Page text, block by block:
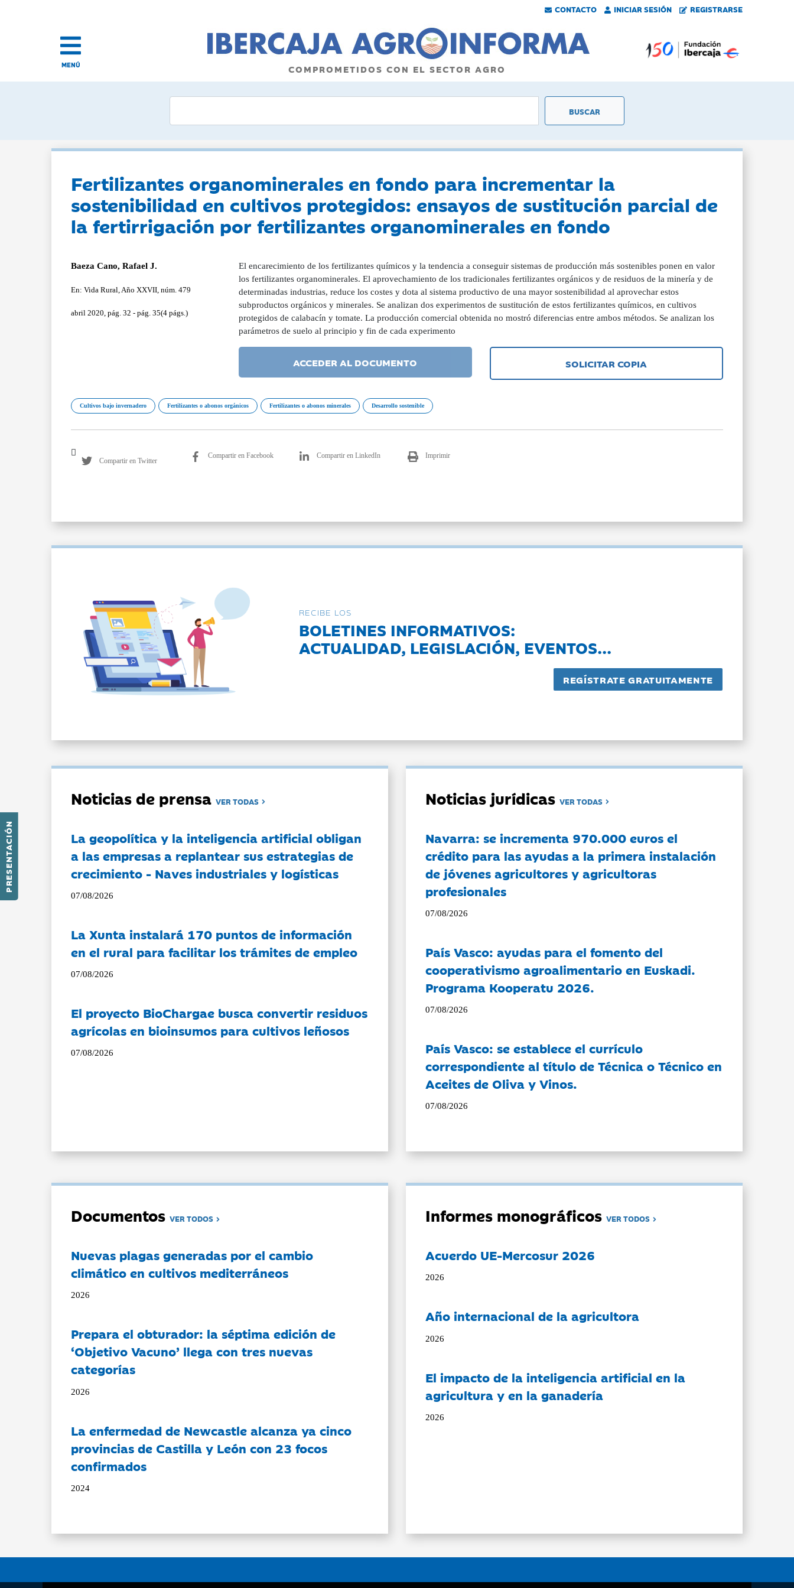
CONTACTO INICIAR SESIÓN REGISTRARSE
PRESENTACIÓN
MENÚ COMPROMETIDOS CON EL SECTOR AGRO
Fertilizantes organominerales en fondo para incrementar la
sostenibilidad en cultivos protegidos: ensayos de sustitución parcial de
la fertirrigación por fertilizantes organominerales en fondo
Baeza Cano, Rafael J.
En: Vida Rural, Año XXVII, núm. 479
abril 2020, pág. 32 - pág. 35(4 págs.)
El encarecimiento de los fertilizantes químicos y la tendencia a conseguir sistemas de producción más sostenibles ponen en valor
los fertilizantes organominerales. El aprovechamiento de los tradicionales fertilizantes orgánicos y de residuos de la minería y de
determinadas industrias, reduce los costes y dota al sistema productivo de una mayor sostenibilidad al aprovechar estos
subproductos orgánicos y minerales. Se analizan dos experimentos de sustitución de estos fertilizantes químicos, en cultivos
protegidos de calabacín y tomate. La producción comercial obtenida no mostró diferencias entre ambos métodos. Se analizan los
parámetros de suelo al principio y fin de cada experimento
ACCEDER AL DOCUMENTO SOLICITAR COPIA
Cultivos bajo invernadero Fertilizantes o abonos orgánicos Fertilizantes o abonos minerales Desarrollo sostenible
Compartir en Twitter
Compartir en Facebook Compartir en LinkedIn Imprimir
RECIBE LOS
BOLETINES INFORMATIVOS:
ACTUALIDAD, LEGISLACIÓN, EVENTOS...
Noticias de prensaVER TODAS
La geopolítica y la inteligencia artificial obligan
a las empresas a replantear sus estrategias de
crecimiento - Naves industriales y logísticas
07/08/2026
La Xunta instalará 170 puntos de información
en el rural para facilitar los trámites de empleo
07/08/2026
El proyecto BioChargae busca convertir residuos
agrícolas en bioinsumos para cultivos leñosos
07/08/2026
Noticias jurídicasVER TODAS
Navarra: se incrementa 970.000 euros el
crédito para las ayudas a la primera instalación
de jóvenes agricultores y agricultoras
profesionales
07/08/2026
País Vasco: ayudas para el fomento del
cooperativismo agroalimentario en Euskadi.
Programa Kooperatu 2026.
07/08/2026
País Vasco: se establece el currículo
correspondiente al título de Técnica o Técnico en
Aceites de Oliva y Vinos.
07/08/2026
DocumentosVER TODOS
Nuevas plagas generadas por el cambio
climático en cultivos mediterráneos
2026
Prepara el obturador: la séptima edición de
‘Objetivo Vacuno’ llega con tres nuevas
categorías
2026
La enfermedad de Newcastle alcanza ya cinco
provincias de Castilla y León con 23 focos
confirmados
2024
Informes monográficosVER TODOS
Acuerdo UE-Mercosur 2026
2026
Año internacional de la agricultora
2026
El impacto de la inteligencia artificial en la
agricultura y en la ganadería
2026